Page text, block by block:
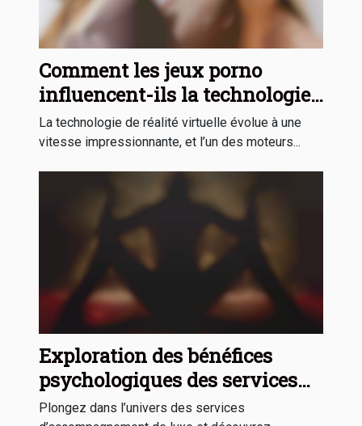
Comment les jeux porno
influencent-ils la technologie
de réalité virtuelle ?
La technologie de réalité virtuelle évolue à une
vitesse impressionnante, et l’un des moteurs...
Exploration des bénéfices
psychologiques des services
d'accompagnement de luxe
Plongez dans l’univers des services